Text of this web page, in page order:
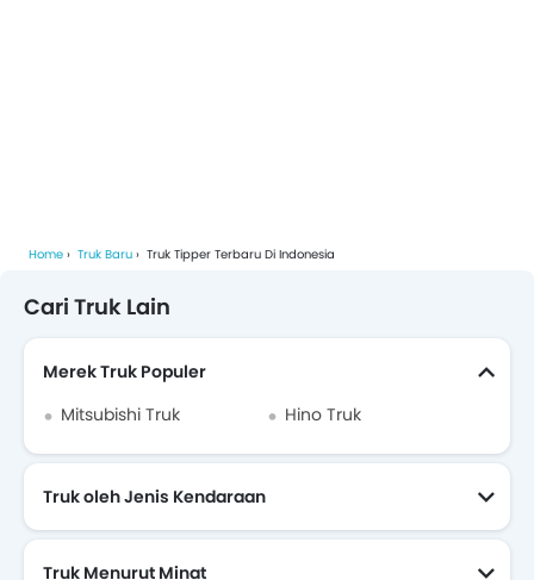
Home Truk Baru Truk Tipper Terbaru Di Indonesia
Cari Truk Lain
Merek Truk Populer
Mitsubishi Truk
Hino Truk
Truk oleh Jenis Kendaraan
Truk Menurut Minat